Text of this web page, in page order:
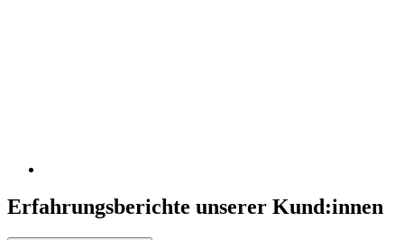
Erfahrungsberichte unserer Kund:innen